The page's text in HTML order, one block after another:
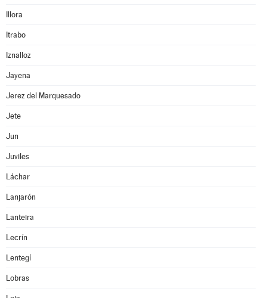
Illora
Itrabo
Iznalloz
Jayena
Jerez del Marquesado
Jete
Jun
Juviles
Láchar
Lanjarón
Lanteira
Lecrín
Lentegí
Lobras